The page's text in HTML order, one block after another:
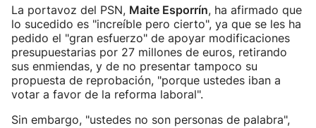
La portavoz del PSN, Maite Esporrín, ha afirmado que
lo sucedido es "increíble pero cierto", ya que se les ha
pedido el "gran esfuerzo" de apoyar modificaciones
presupuestarias por 27 millones de euros, retirando
sus enmiendas, y de no presentar tampoco su
propuesta de reprobación, "porque ustedes iban a
votar a favor de la reforma laboral".
Sin embargo, "ustedes no son personas de palabra",